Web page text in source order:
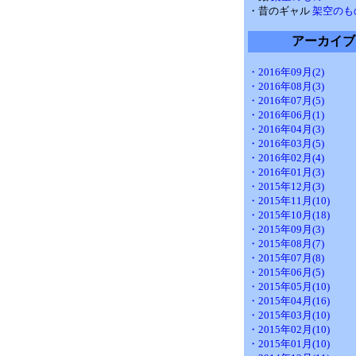
・昔のギャル 架空のも
アーカイブ
・2016年09月(2)
・2016年08月(3)
・2016年07月(5)
・2016年06月(1)
・2016年04月(3)
・2016年03月(5)
・2016年02月(4)
・2016年01月(3)
・2015年12月(3)
・2015年11月(10)
・2015年10月(18)
・2015年09月(3)
・2015年08月(7)
・2015年07月(8)
・2015年06月(5)
・2015年05月(10)
・2015年04月(16)
・2015年03月(10)
・2015年02月(10)
・2015年01月(10)